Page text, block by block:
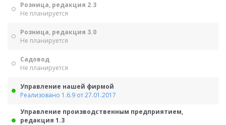
Розница, редакция 2.3
Не планируется
Розница, редакция 3.0
Не планируется
Садовод
Не планируется
Управление нашей фирмой
Реализовано 1.6.9 от 27.01.2017
Управление производственным предприятием,
редакция 1.3